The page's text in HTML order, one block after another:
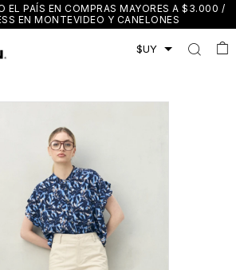
EL PAÍS EN COMPRAS MAYORES A $3.000 /
EN MONTEVIDEO Y CANELONES